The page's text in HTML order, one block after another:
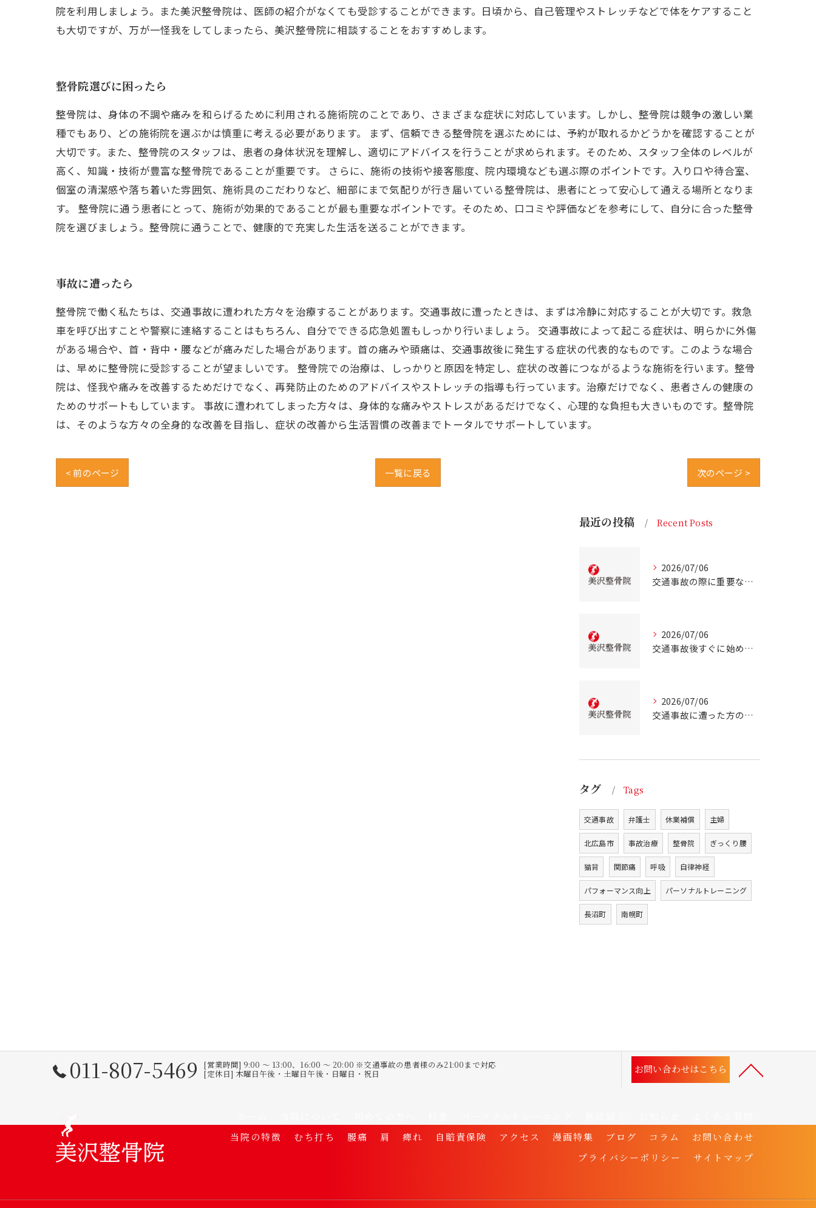
院を利用しましょう。また美沢整骨院は、医師の紹介がなくても受診することができます。日頃から、自己管理やストレッチなどで体をケアすること
も大切ですが、万が一怪我をしてしまったら、美沢整骨院に相談することをおすすめします。
整骨院選びに困ったら
整骨院は、身体の不調や痛みを和らげるために利用される施術院のことであり、さまざまな症状に対応しています。しかし、整骨院は競争の激しい業
種でもあり、どの施術院を選ぶかは慎重に考える必要があります。 まず、信頼できる整骨院を選ぶためには、予約が取れるかどうかを確認することが
大切です。また、整骨院のスタッフは、患者の身体状況を理解し、適切にアドバイスを行うことが求められます。そのため、スタッフ全体のレベルが
高く、知識・技術が豊富な整骨院であることが重要です。 さらに、施術の技術や接客態度、院内環境なども選ぶ際のポイントです。入り口や待合室、
個室の清潔感や落ち着いた雰囲気、施術具のこだわりなど、細部にまで気配りが行き届いている整骨院は、患者にとって安心して通える場所となりま
す。 整骨院に通う患者にとって、施術が効果的であることが最も重要なポイントです。そのため、口コミや評価などを参考にして、自分に合った整骨
院を選びましょう。整骨院に通うことで、健康的で充実した生活を送ることができます。
事故に遭ったら
整骨院で働く私たちは、交通事故に遭われた方々を治療することがあります。交通事故に遭ったときは、まずは冷静に対応することが大切です。救急
車を呼び出すことや警察に連絡することはもちろん、自分でできる応急処置もしっかり行いましょう。 交通事故によって起こる症状は、明らかに外傷
がある場合や、首・背中・腰などが痛みだした場合があります。首の痛みや頭痛は、交通事故後に発生する症状の代表的なものです。このような場合
は、早めに整骨院に受診することが望ましいです。 整骨院での治療は、しっかりと原因を特定し、症状の改善につながるような施術を行います。整骨
院は、怪我や痛みを改善するためだけでなく、再発防止のためのアドバイスやストレッチの指導も行っています。治療だけでなく、患者さんの健康の
ためのサポートもしています。 事故に遭われてしまった方々は、身体的な痛みやストレスがあるだけでなく、心理的な負担も大きいものです。整骨院
は、そのような方々の全身的な改善を目指し、症状の改善から生活習慣の改善までトータルでサポートしています。
< 前のページ 一覧に戻る 次のページ >
最近の投稿 Recent Posts
2026/07/06
交通事故の際に重要な事故治療北海道北広島市での最適な通院先の選び方
2026/07/06
交通事故後すぐに始める事故治療北海道北広島市での正しい行動とは
2026/07/06
交通事故に遭った方のための北海道北広島市での事故治療と安心サポートガイド
タグ Tags
交通事故 弁護士 休業補償 主婦
北広島市 事故治療 整骨院 ぎっくり腰
猫背 関節痛 呼吸 自律神経
パフォーマンス向上 パーソナルトレーニング
長沼町 南幌町
011-807-5469
[営業時間] 9:00 〜 13:00、16:00 〜 20:00 ※交通事故の患者様のみ21:00まで対応
[定休日] 木曜日午後・土曜日午後・日曜日・祝日
お問い合わせはこちら
当院の特徴
むち打ち 腰痛 肩 痺れ 自賠責保険 アクセス 漫画特集 ブログ コラム
お問い合わせ
プライバシーポリシー
サイトマップ